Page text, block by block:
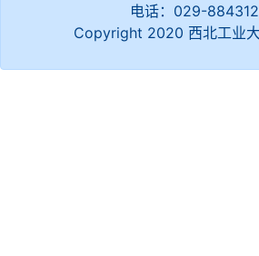
电话：029-
Copyright 2020 西北工业